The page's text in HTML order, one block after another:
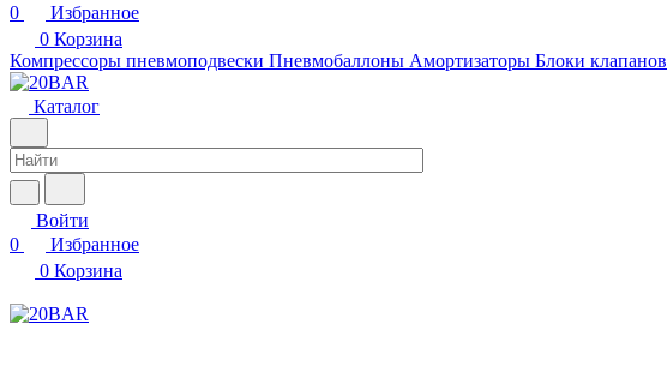
0
Избранное
0 Корзина
Компрессоры пневмоподвески Пневмобаллоны Амортизаторы Блоки клапанов
Каталог
Войти
0
Избранное
0 Корзина